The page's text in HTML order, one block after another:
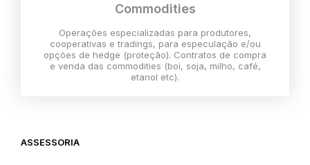
Commodities
Operações especializadas para produtores,
cooperativas e tradings, para especulação e/ou
opções de hedge (proteção). Contratos de compra
e venda das commodities (boi, soja, milho, café,
etanol etc).
ASSESSORIA